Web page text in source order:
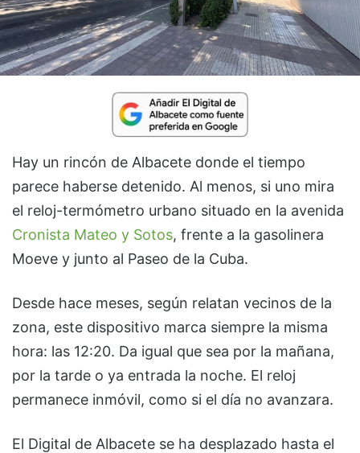
Hay un rincón de Albacete donde el tiempo
parece haberse detenido. Al menos, si uno mira
el reloj-termómetro urbano situado en la avenida
Cronista Mateo y Sotos, frente a la gasolinera
Moeve y junto al Paseo de la Cuba.
Desde hace meses, según relatan vecinos de la
zona, este dispositivo marca siempre la misma
hora: las 12:20. Da igual que sea por la mañana,
por la tarde o ya entrada la noche. El reloj
permanece inmóvil, como si el día no avanzara.
El Digital de Albacete se ha desplazado hasta el